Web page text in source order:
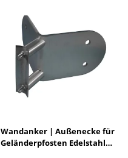
Wandanker | Außenecke für
Geländerpfosten Edelstahl